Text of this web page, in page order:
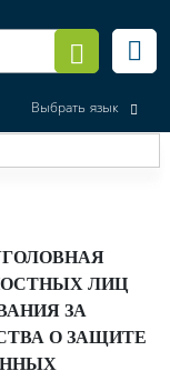
Выбрать язык
ЛИЦ
ЗА
О ЗАЩИТЕ